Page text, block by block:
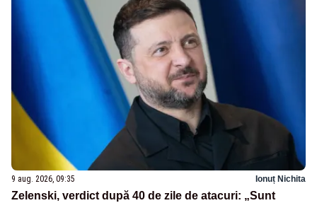
9 aug. 2026, 09:35 Ionuț Nichita
Zelenski, verdict după 40 de zile de atacuri: „Sunt